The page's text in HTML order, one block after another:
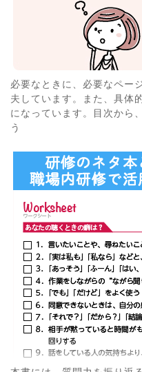
必要なときに、必要なペー
夫しています。また、具体
になっています。目次から
う